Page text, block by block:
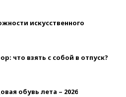
искусственного
что взять с собой в отпуск?
обувь лета – 2026